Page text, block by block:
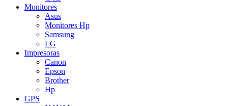
Monitores
Asus
Monitores Hp
Samsung
LG
Impresoras
Canon
Epson
Brother
Hp
GPS